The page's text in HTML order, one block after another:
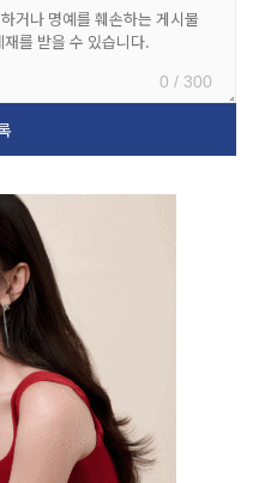
0 / 300